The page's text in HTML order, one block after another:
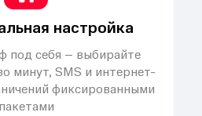
настройка
под себя – выбирайте
минут, SMS и интернет-
фиксированными
пакетами